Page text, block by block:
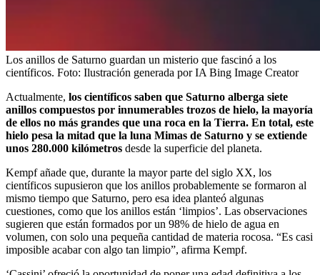
Los anillos de Saturno guardan un misterio que fascinó a los
científicos. Foto: Ilustración generada por IA Bing Image Creator
Actualmente, los científicos saben que Saturno alberga siete
anillos compuestos por innumerables trozos de hielo, la mayoría
de ellos no más grandes que una roca en la Tierra. En total, este
hielo pesa la mitad que la luna Mimas de Saturno y se extiende
unos 280.000 kilómetros desde la superficie del planeta.
Kempf añade que, durante la mayor parte del siglo XX, los
científicos supusieron que los anillos probablemente se formaron al
mismo tiempo que Saturno, pero esa idea planteó algunas
cuestiones, como que los anillos están ‘limpios’. Las observaciones
sugieren que están formados por un 98% de hielo de agua en
volumen, con solo una pequeña cantidad de materia rocosa. “Es casi
imposible acabar con algo tan limpio”, afirma Kempf.